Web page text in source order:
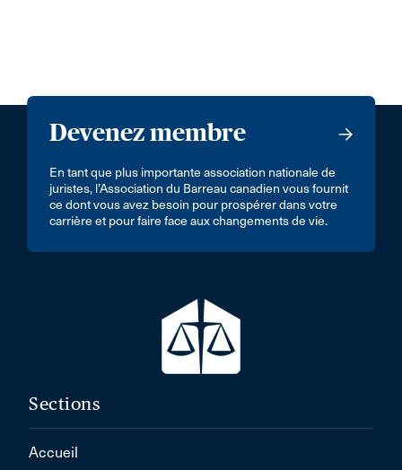
Devenez membre
En tant que plus importante association nationale de
juristes, l’Association du Barreau canadien vous fournit
ce dont vous avez besoin pour prospérer dans votre
carrière et pour faire face aux changements de vie.
Sections
Accueil